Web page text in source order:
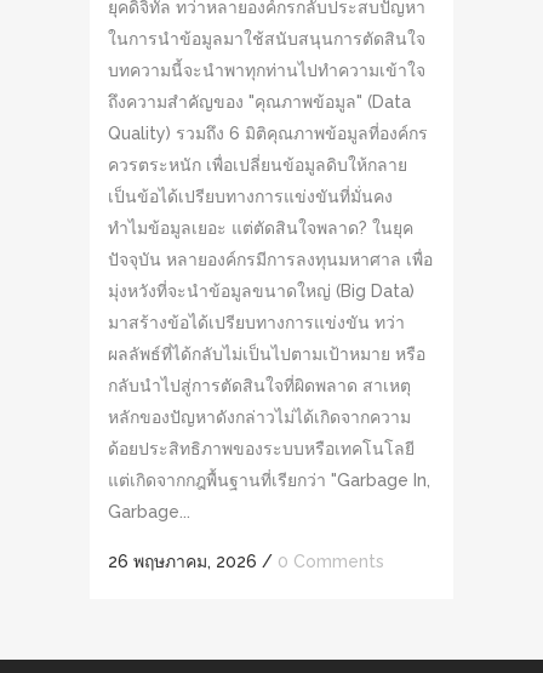
ยุคดิจิทัล ทว่าหลายองค์กรกลับประสบปัญหา
ในการนำข้อมูลมาใช้สนับสนุนการตัดสินใจ
บทความนี้จะนำพาทุกท่านไปทำความเข้าใจ
ถึงความสำคัญของ "คุณภาพข้อมูล" (Data
Quality) รวมถึง 6 มิติคุณภาพข้อมูลที่องค์กร
ควรตระหนัก เพื่อเปลี่ยนข้อมูลดิบให้กลาย
เป็นข้อได้เปรียบทางการแข่งขันที่มั่นคง
ทำไมข้อมูลเยอะ แต่ตัดสินใจพลาด? ในยุค
ปัจจุบัน หลายองค์กรมีการลงทุนมหาศาล เพื่อ
มุ่งหวังที่จะนำข้อมูลขนาดใหญ่ (Big Data)
มาสร้างข้อได้เปรียบทางการแข่งขัน ทว่า
ผลลัพธ์ที่ได้กลับไม่เป็นไปตามเป้าหมาย หรือ
กลับนำไปสู่การตัดสินใจที่ผิดพลาด สาเหตุ
หลักของปัญหาดังกล่าวไม่ได้เกิดจากความ
ด้อยประสิทธิภาพของระบบหรือเทคโนโลยี
แต่เกิดจากกฎพื้นฐานที่เรียกว่า "Garbage In,
Garbage...
26 พฤษภาคม, 2026 / 0 Comments